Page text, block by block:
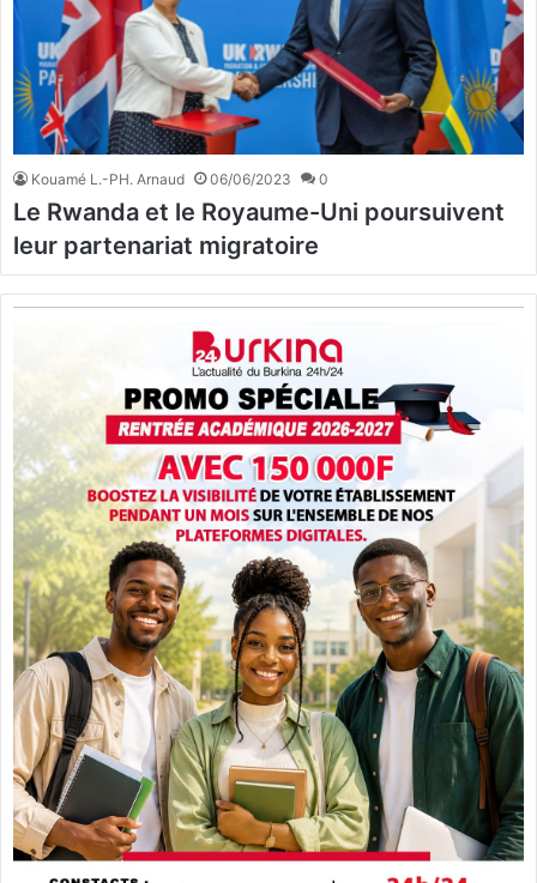
Kouamé L.-PH. Arnaud 06/06/2023 0
Le Rwanda et le Royaume-Uni poursuivent
leur partenariat migratoire